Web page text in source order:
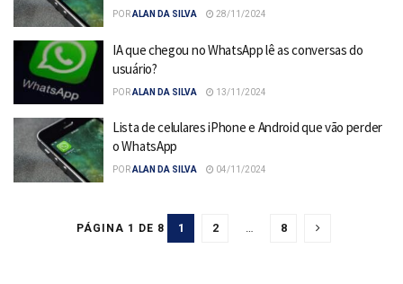
PORALAN DA SILVA 28/11/2024
IA que chegou no WhatsApp lê as conversas do
usuário?
PORALAN DA SILVA 13/11/2024
Lista de celulares iPhone e Android que vão perder
o WhatsApp
PORALAN DA SILVA 04/11/2024
PÁGINA 1 DE 8 1 2 8